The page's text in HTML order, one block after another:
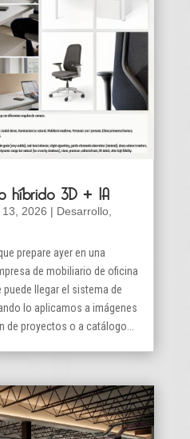
híbrido 3D + IA
13, 2026 | Desarrollo,
prepare ayer en una
de mobiliario de oficina
llegar el sistema de
lo aplicamos a imágenes
de proyectos o a catálogo...